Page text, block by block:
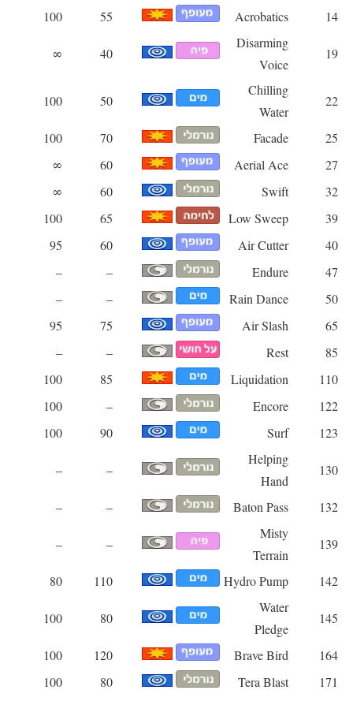
14
Acrobatics
55
100
19
Disarming
Voice
40
∞
22
Chilling
Water
50
100
25
Facade
70
100
27
Aerial Ace
60
∞
32
Swift
60
∞
39
Low Sweep
65
100
40
Air Cutter
60
95
47
Endure
–
–
50
Rain Dance
–
–
65
Air Slash
75
95
85
Rest
–
–
110
Liquidation
85
100
122
Encore
–
100
123
Surf
90
100
130
Helping
Hand
–
–
132
Baton Pass
–
–
139
Misty
Terrain
–
–
142
Hydro Pump
110
80
145
Water
Pledge
80
100
164
Brave Bird
120
100
171
Tera Blast
80
100